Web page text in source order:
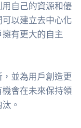
自己的資源和優
以建立去中心化
有更大的自主
並為用戶創造更
會在未來保持領
。